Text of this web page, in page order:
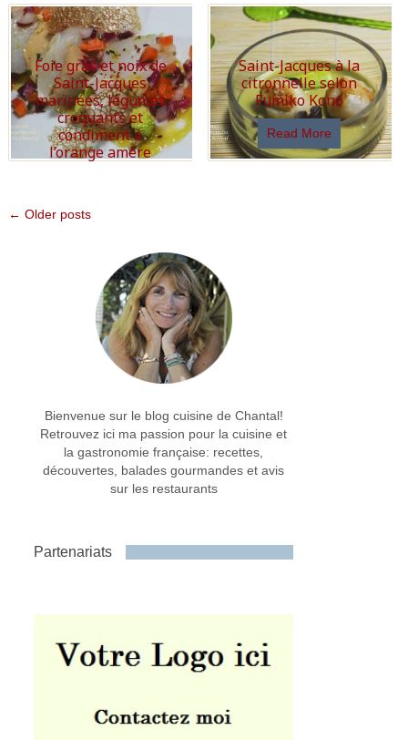
Foie gras et noix de
Saint-Jacques
marinées, légumes
croquants et
condiment à
l’orange amère
Saint-Jacques à la
citronnelle selon
Fumiko Kono
Read More
← Older posts
Bienvenue sur le blog cuisine de Chantal!
Retrouvez ici ma passion pour la cuisine et
la gastronomie française: recettes,
découvertes, balades gourmandes et avis
sur les restaurants
Partenariats